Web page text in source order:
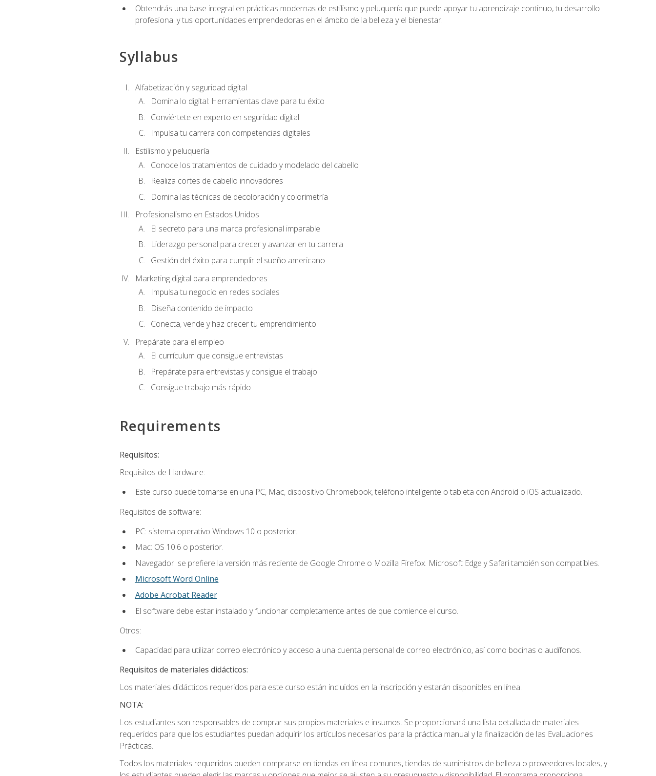
Obtendrás una base integral en prácticas modernas de estilismo y peluquería que puede apoyar tu aprendizaje continuo, tu desarrollo
profesional y tus oportunidades emprendedoras en el ámbito de la belleza y el bienestar.
Syllabus
Alfabetización y seguridad digital
Domina lo digital: Herramientas clave para tu éxito
Conviértete en experto en seguridad digital
Impulsa tu carrera con competencias digitales
Estilismo y peluquería
Conoce los tratamientos de cuidado y modelado del cabello
Realiza cortes de cabello innovadores
Domina las técnicas de decoloración y colorimetría
Profesionalismo en Estados Unidos
El secreto para una marca profesional imparable
Liderazgo personal para crecer y avanzar en tu carrera
Gestión del éxito para cumplir el sueño americano
Marketing digital para emprendedores
Impulsa tu negocio en redes sociales
Diseña contenido de impacto
Conecta, vende y haz crecer tu emprendimiento
Prepárate para el empleo
El currículum que consigue entrevistas
Prepárate para entrevistas y consigue el trabajo
Consigue trabajo más rápido
Requirements
Requisitos:
Requisitos de Hardware:
Este curso puede tomarse en una PC, Mac, dispositivo Chromebook, teléfono inteligente o tableta con Android o iOS actualizado.
Requisitos de software:
PC: sistema operativo Windows 10 o posterior.
Mac: OS 10.6 o posterior.
Navegador: se prefiere la versión más reciente de Google Chrome o Mozilla Firefox. Microsoft Edge y Safari también son compatibles.
Microsoft Word Online
Adobe Acrobat Reader
El software debe estar instalado y funcionar completamente antes de que comience el curso.
Otros:
Capacidad para utilizar correo electrónico y acceso a una cuenta personal de correo electrónico, así como bocinas o audífonos.
Requisitos de materiales didácticos:
Los materiales didácticos requeridos para este curso están incluidos en la inscripción y estarán disponibles en línea.
NOTA:
Los estudiantes son responsables de comprar sus propios materiales e insumos. Se proporcionará una lista detallada de materiales
requeridos para que los estudiantes puedan adquirir los artículos necesarios para la práctica manual y la finalización de las Evaluaciones
Prácticas.
Todos los materiales requeridos pueden comprarse en tiendas en línea comunes, tiendas de suministros de belleza o proveedores locales, y